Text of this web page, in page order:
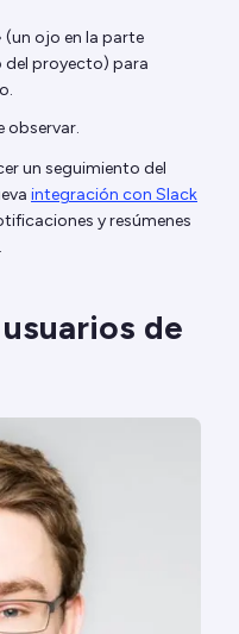
(un ojo en la parte
del proyecto) para
observar.
un seguimiento del
integración con Slack
y resúmenes
de